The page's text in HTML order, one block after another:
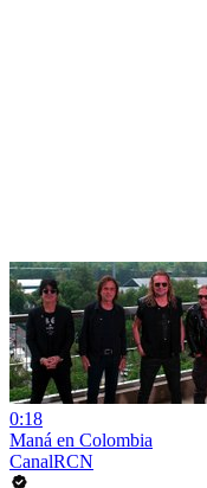
0:18
Maná en Colombia
CanalRCN